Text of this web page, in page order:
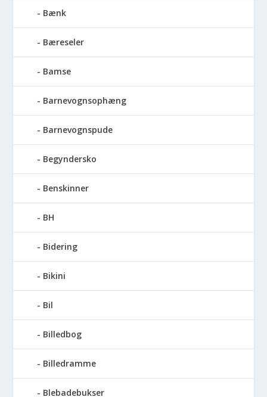
Bænk
Bæreseler
Bamse
Barnevognsophæng
Barnevognspude
Begyndersko
Benskinner
BH
Bidering
Bikini
Bil
Billedbog
Billedramme
Blebadebukser